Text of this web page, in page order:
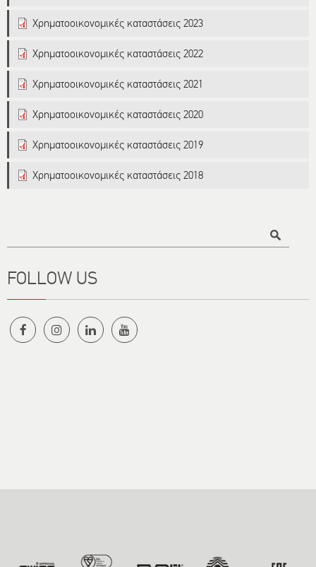
Χρηματοοικονομικές καταστάσεις 2023
Χρηματοοικονομικές καταστάσεις 2022
Χρηματοοικονομικές καταστάσεις 2021
Χρηματοοικονομικές καταστάσεις 2020
Χρηματοοικονομικές καταστάσεις 2019
Χρηματοοικονομικές καταστάσεις 2018
FOLLOW US